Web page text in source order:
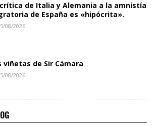
de Italia y Alemania a la amnistía
de España es «hipócrita».
08/2026
viñetas de Sir Cámara
08/2026